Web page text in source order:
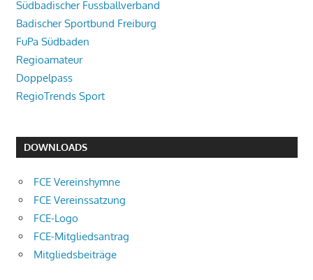
Südbadischer Fussballverband
Badischer Sportbund Freiburg
FuPa Südbaden
Regioamateur
Doppelpass
RegioTrends Sport
DOWNLOADS
FCE Vereinshymne
FCE Vereinssatzung
FCE-Logo
FCE-Mitgliedsantrag
Mitgliedsbeiträge